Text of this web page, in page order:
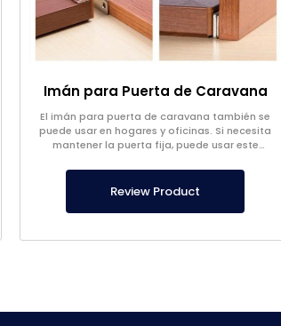
Imán para Puerta de Caravana
El imán para puerta de caravana también se
puede usar en hogares y oficinas. Si necesita
mantener la puerta fija, puede usar este
Review Product